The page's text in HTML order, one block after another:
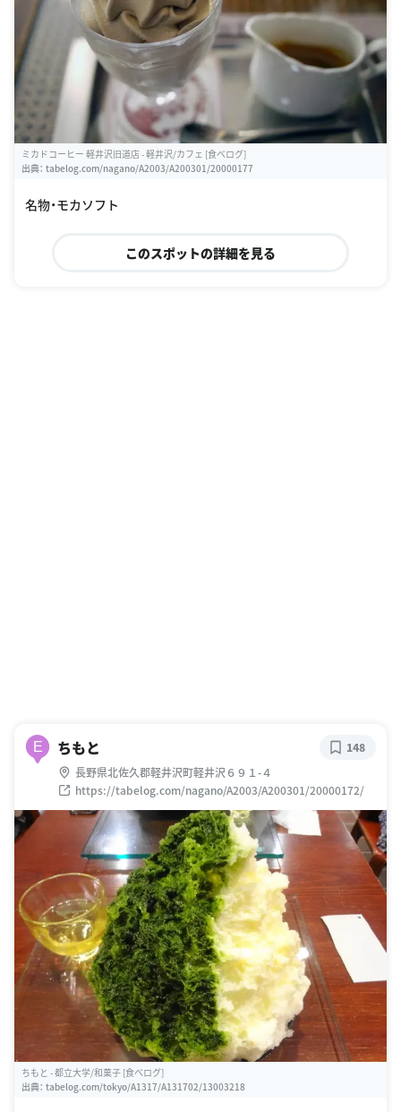
ミカドコーヒー 軽井沢旧道店 - 軽井沢/カフェ [食べログ]
出典： tabelog.com/nagano/A2003/A200301/20000177
名物・モカソフト
このスポットの詳細を見る
E ちもと
長野県北佐久郡軽井沢町軽井沢６９１-４
https://tabelog.com/nagano/A2003/A200301/20000172/
148
ちもと - 都立大学/和菓子 [食べログ]
出典： tabelog.com/tokyo/A1317/A131702/13003218